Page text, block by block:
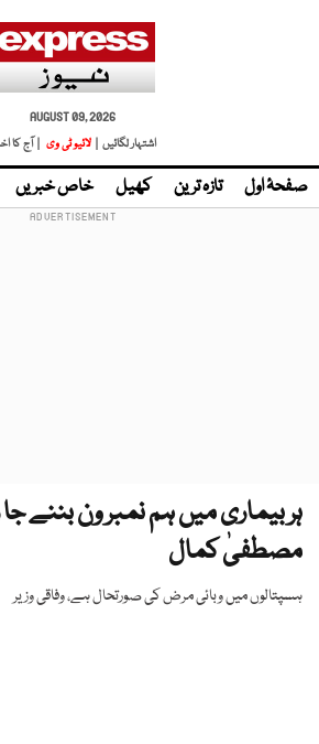
AUGUST 09, 2026
اشتہار لگائیں |
لائیو ٹی وی | آج کا
صفحۂ اول تازہ ترین کھیل خاص خبریں
ہر بیماری میں ہم نمبر ون بننے
مصطفیٰ کمال
ہسپتالوں میں وبائی مرض کی صورتحال ہے، وفاقی وزیر